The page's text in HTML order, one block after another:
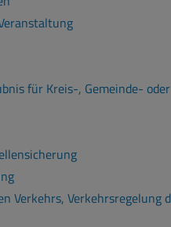
für Kreis-, Gemeinde- oder
Verkehrs, Verkehrsregelung